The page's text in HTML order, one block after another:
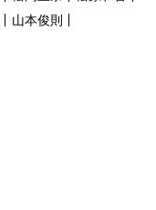
山本俊則